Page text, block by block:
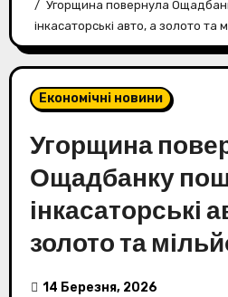
Угорщина повернула
інкасаторські авто, а золото та
Економічні новини
Угорщина
Ощадбанку
інкасаторські
золото та
14 Березня, 2026